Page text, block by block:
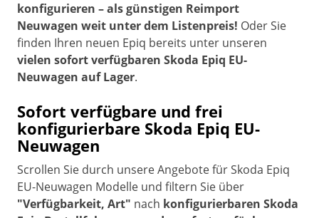
konfigurieren – als günstigen Reimport
Neuwagen weit unter dem Listenpreis! Oder Sie
finden Ihren neuen Epiq bereits unter unseren
vielen sofort verfügbaren Skoda Epiq EU-
Neuwagen auf Lager.
Sofort verfügbare und frei
konfigurierbare Skoda Epiq EU-
Neuwagen
Scrollen Sie durch unsere Angebote für Skoda Epiq
EU-Neuwagen Modelle und filtern Sie über
"Verfügbarkeit, Art" nach konfigurierbaren Skoda